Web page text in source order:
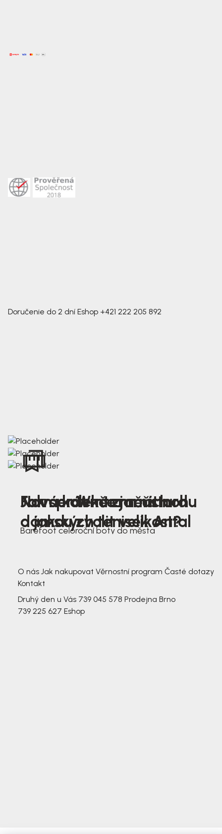
Doručenie do 2 dní Eshop +421 222 205 892
Nová kolekce jarních
dámských tenisek Antal
Jak správně změřit nohu
a jakou zvolit velikost?
Farmer Winter mustard
Barefoot celoroční boty do města
O nás Jak nakupovat Věrnostní program Časté dotazy
Kontakt
Druhý den u Vás 739 045 578 Prodejna Brno
739 225 627 Eshop